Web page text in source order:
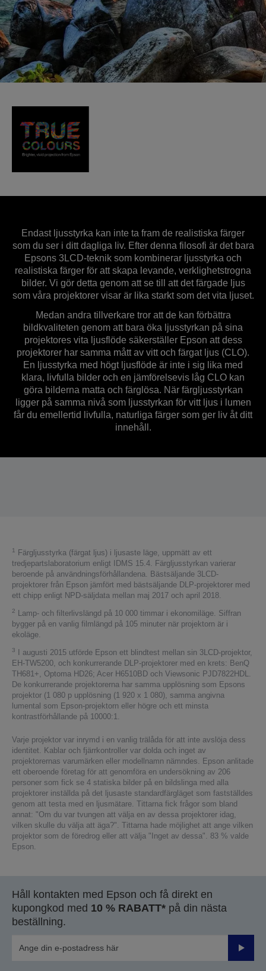
Endast ljusstyrka kan inte ta fram de realistiska färger
som du ser i ditt dagliga liv. Efter denna filosofi är det bara
Epsons 3LCD-teknik som kombinerar ljusstyrka och
realistiska färger för att skapa levande, verklighetstrogna
bilder. Vi gör detta genom att se till att det färgade ljus
som våra projektorer visar är lika starkt som det vita ljuset.
Medan andra tillverkare tror att de kan förbättra
bildkvaliteten genom att bara öka ljusstyrkan på sina
projektores vita ljusflöde säkerställer Epson att dess
projektorer har samma mått av vitt och färgat ljus (CLO).
En ljusstyrka med högt ljusflöde är inte i sig lika med
klara, livfulla bilder och en jämförelsevis låg CLO kan
göra bilderna matta och färglösa. När färgljusstyrkan
ligger på samma nivå som ljusstyrkan för vitt ljus i lumen
får du emellertid livfulla, naturliga färger som ger liv åt ditt
innehåll.
1
Färgljusstyrka (färgat ljus) i ljusaste läge, uppmätt av ett
tredjepartslaboratorium enligt IDMS 15.4. Färgljusstyrkan varierar
beroende på användningsförhållandena. Bästsäljande 3LCD-
projektorer från Epson jämfört med bästsäljande DLP-projektorer med
ett chipp enligt NPD-säljdata mellan maj 2017 och april 2018.
2
Lamp- och filterlivslängd på 10 000 timmar i ekonomiläge. Siffran
bygger på en vanlig filmlängd på 105 minuter när projektorn är i
ekoläge.
3
I augusti 2015 utförde Epson ett blindtest mellan sin 3LCD-projektor,
EH-TW5200, och konkurrerande DLP-projektorer med en krets: BenQ
TH681+, Optoma HD26; Acer H6510BD och Viewsonic PJD7822HDL.
De konkurrerande projektorerna har samma upplösning som Epsons
projektor (1 080 p upplösning (1 920 x 1 080), samma angivna
lumental som Epson-projektorn eller högre och ett minsta
kontrastförhållande på 10000:1.
Varje projektor var inrymd i en vanlig trälåda för att inte avslöja dess
identitet. Kablar och fjärrkontroller var dolda och inget av
projektorernas varumärken eller modellnamn nämndes. Epson anlitade
ett oberoende företag för att genomföra en undersökning av 206
personer som fick se 4 statiska bilder på en bildslinga med alla
projektorer inställda på det ljusaste standardfärgläget som fastställdes
genom att testa med en ljusmätare. Tittarna fick frågor som bland
annat: "Om du var tvungen att välja en av dessa projektorer idag,
vilken skulle du välja att äga?". Tittarna hade möjlighet att ange vilken
projektor som de föredrog eller att välja "Inget av dessa". 83 % valde
Epson.
Håll kontakten med Epson och få direkt en
kupongkod med 10 % RABATT* på din nästa
beställning.
Skicka